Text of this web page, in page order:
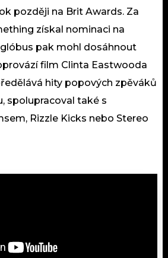
později na Brit Awards. Za
získal nominaci na
glóbus pak mohl dosáhnout
film Clinta Eastwooda
hity popových zpěváků
spolupracoval také s
Rizzle Kicks nebo Stereo